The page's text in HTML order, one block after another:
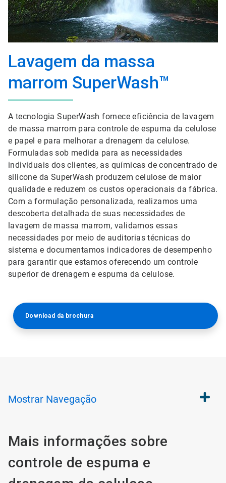
Lavagem da massa
marrom SuperWash™
A tecnologia SuperWash fornece eficiência de lavagem
de massa marrom para controle de espuma da celulose
e papel e para melhorar a drenagem da celulose.
Formuladas sob medida para as necessidades
individuais dos clientes, as químicas de concentrado de
silicone da SuperWash produzem celulose de maior
qualidade e reduzem os custos operacionais da fábrica.
Com a formulação personalizada, realizamos uma
descoberta detalhada de suas necessidades de
lavagem de massa marrom, validamos essas
necessidades por meio de auditorias técnicas do
sistema e documentamos indicadores de desempenho
para garantir que estamos oferecendo um controle
superior de drenagem e espuma da celulose.
Download da brochura
Mostrar Navegação
Mais informações sobre
controle de espuma e